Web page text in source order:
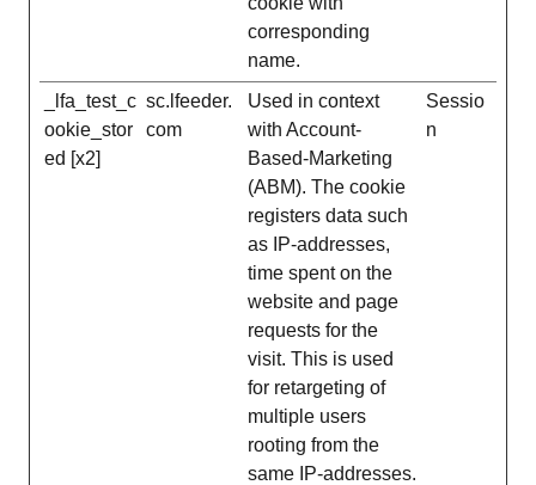
corresponding
name.
_lfa_test_c
ookie_stor
ed [x2]
sc.lfeeder.
com
Used in context
with Account-
Based-Marketing
(ABM). The cookie
registers data such
as IP-addresses,
time spent on the
website and page
requests for the
visit. This is used
for retargeting of
multiple users
rooting from the
same IP-addresses.
Sessio
n